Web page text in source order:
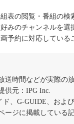
表の閲覧・番組の検
みのチャンネルを選
予約に対応している
送時間などが実際の
供元：IPG Inc.
ド、G-GUIDE、およ
ージに掲載している